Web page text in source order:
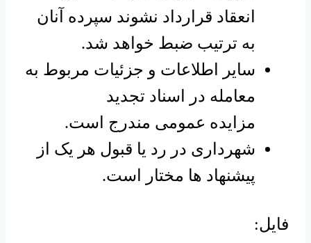
انعقاد قرارداد نشوند سپرده آنان
به ترتیب ضبط خواهد شد.
سایر اطلاعات و جزئیات مربوط به
معامله در اسناد تجدید
مزایده عمومی مندرج است.
شهرداری در رد یا قبول هر یک از
پیشنهاد ها مختار است.
فایل: